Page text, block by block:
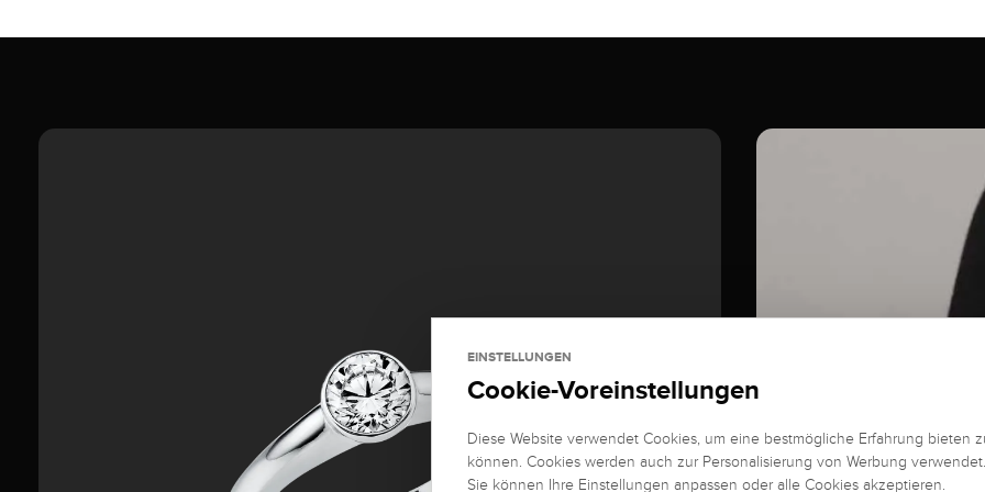
EINSTELLUNGEN
Cookie-Voreinstellungen
Diese Website verwendet Cookies, um eine bestmögliche Erfahrung bieten
können. Cookies werden auch zur Personalisierung von Werbung verwendet.
Sie können Ihre Einstellungen anpassen oder alle Cookies akzeptieren.